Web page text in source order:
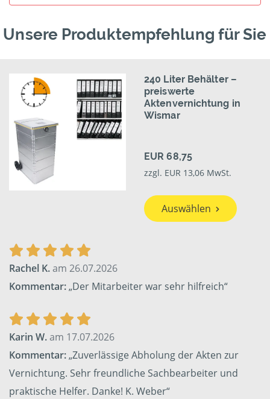
Unsere Produktempfehlung für Sie
240 Liter Behälter –
preiswerte
Aktenvernichtung in
Wismar
EUR 68,75
zzgl. EUR 13,06 MwSt.
Auswählen
Rachel K.am 26.07.2026
Kommentar:„Der Mitarbeiter war sehr hilfreich“
Karin W.am 17.07.2026
Kommentar:„Zuverlässige Abholung der Akten zur
Vernichtung. Sehr freundliche Sachbearbeiter und
praktische Helfer. Danke! K. Weber“